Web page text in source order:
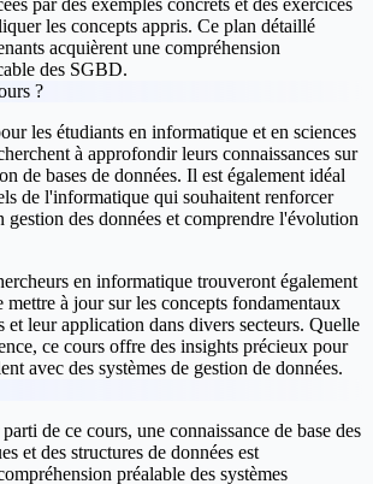
par des exemples concrets et des exercices
les concepts appris. Ce plan détaillé
acquièrent une compréhension
des SGBD.
?
les étudiants en informatique et en sciences
à approfondir leurs connaissances sur
de bases de données. Il est également idéal
de l'informatique qui souhaitent renforcer
gestion des données et comprendre l'évolution
en informatique trouveront également
mettre à jour sur les concepts fondamentaux
et leur application dans divers secteurs. Quelle
ce cours offre des insights précieux pour
avec des systèmes de gestion de données.
de ce cours, une connaissance de base des
et des structures de données est
préalable des systèmes